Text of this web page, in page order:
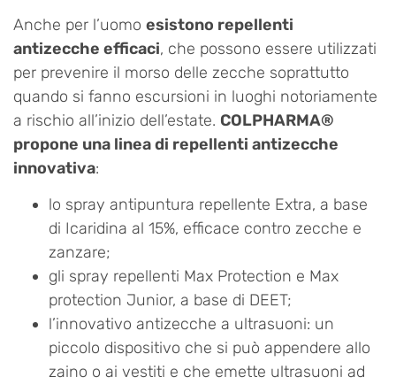
Anche per l’uomo esistono repellenti
antizecche efficaci, che possono essere utilizzati
per prevenire il morso delle zecche soprattutto
quando si fanno escursioni in luoghi notoriamente
a rischio all’inizio dell’estate. COLPHARMA®
propone una linea di repellenti antizecche
innovativa:
lo spray antipuntura repellente Extra, a base
di Icaridina al 15%, efficace contro zecche e
zanzare;
gli spray repellenti Max Protection e Max
protection Junior, a base di DEET;
l’innovativo antizecche a ultrasuoni: un
piccolo dispositivo che si può appendere allo
zaino o ai vestiti e che emette ultrasuoni ad